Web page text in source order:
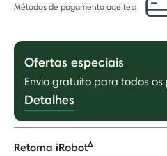
Métodos de pagamento aceites:
Ofertas especiais
Envio gratuito para todos
Detalhes
Retoma iRobotΔ